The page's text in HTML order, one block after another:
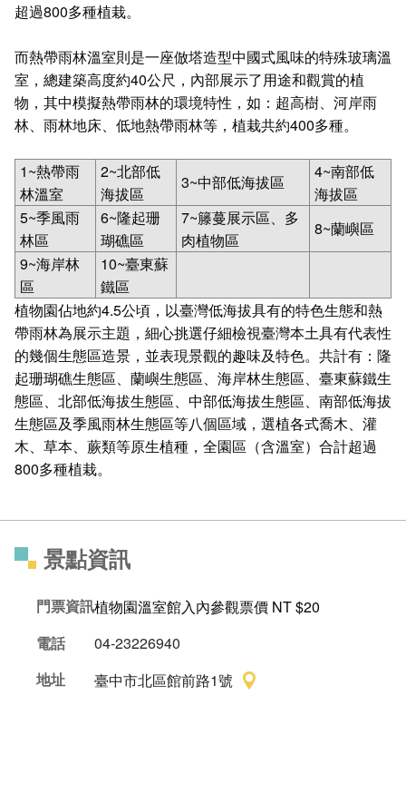
超過800多種植栽。
而熱帶雨林溫室則是一座倣塔造型中國式風味的特殊玻璃溫
室，總建築高度約40公尺，內部展示了用途和觀賞的植
物，其中模擬熱帶雨林的環境特性，如：超高樹、河岸雨
林、雨林地床、低地熱帶雨林等，植栽共約400多種。
1~熱帶雨
林溫室
2~北部低
海拔區
3~中部低海拔區
4~南部低
海拔區
5~季風雨
林區
6~隆起珊
瑚礁區
7~籐蔓展示區、 多
肉植物區
8~蘭嶼區
9~海岸林
區
10~臺東蘇
鐵區
植物園佔地約4.5公頃，以臺灣低海拔具有的特色生態和熱
帶雨林為展示主題，細心挑選仔細檢視臺灣本土具有代表性
的幾個生態區造景，並表現景觀的趣味及特色。共計有：隆
起珊瑚礁生態區、蘭嶼生態區、海岸林生態區、臺東蘇鐵生
態區、北部低海拔生態區、中部低海拔生態區、南部低海拔
生態區及季風雨林生態區等八個區域，選植各式喬木、灌
木、草本、蕨類等原生植種，全園區（含溫室）合計超過
800多種植栽。
景點資訊
門票資訊植物園溫室館入內參觀票價 NT $20
電話
04-23226940
地址
臺中市北區館前路1號